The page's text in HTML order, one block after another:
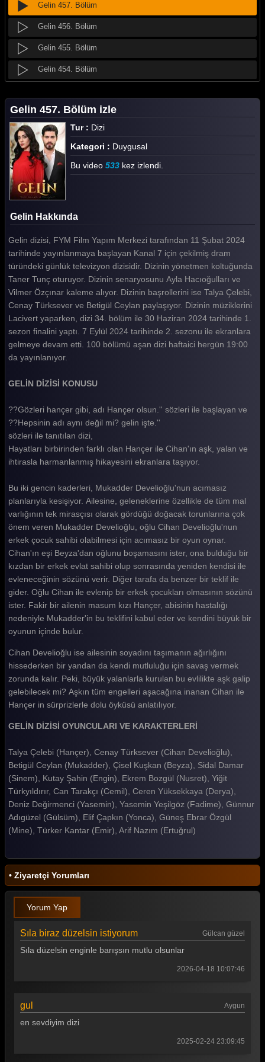
Gelin 457. Bölüm
Gelin 456. Bölüm
Gelin 455. Bölüm
Gelin 454. Bölüm
Gelin 452. Bölüm
Gelin 451. Bölüm
Gelin 450. Bölüm
Gelin 449. Bölüm
Gelin 448. Bölüm
Gelin 447. Bölüm
Gelin 446. Bölüm
Gelin 445. Bölüm
Gelin 444. Bölüm
Gelin 443. Bölüm
Gelin 442. Bölüm
Gelin 441. Bölüm
Gelin 439. Bölüm
Gelin 438. Bölüm
Gelin 437. Bölüm
Gelin 436. Bölüm
Gelin 434. Bölüm
Gelin 433. Bölüm
Gelin 432. Bölüm
Gelin 431. Bölüm
Gelin 430. Bölüm
Gelin 429. Bölüm
Gelin 428. Bölüm
Gelin 426. Bölüm
Gelin 425. Bölüm
Gelin 424. Bölüm
Gelin 423. Bölüm
Gelin 422. Bölüm
Gelin 421. Bölüm
Gelin 420. Bölüm
Gelin 419. Bölüm
Gelin 418. Bölüm
Gelin 417. Bölüm
Gelin 416. Bölüm
Gelin 409. Bölüm
Gelin 457. Bölüm izle
Tur : Dizi
Kategori : Duygusal
Bu video 533 kez izlendi.
Gelin Hakkında
Gelin dizisi, FYM Film Yapım Merkezi tarafından 11 Şubat 2024
tarihinde yayınlanmaya başlayan Kanal 7 için çekilmiş dram
türündeki günlük televizyon dizisidir. Dizinin yönetmen koltuğunda
Taner Tunç oturuyor. Dizinin senaryosunu Ayla Hacıoğulları ve
Vilmer Özçınar kaleme alıyor. Dizinin başrollerini ise Talya Çelebi,
Cenay Türksever ve Betigül Ceylan paylaşıyor. Dizinin müziklerini
Lacivert yaparken, dizi 34. bölüm ile 30 Haziran 2024 tarihinde 1.
sezon finalini yaptı. 7 Eylül 2024 tarihinde 2. sezonu ile ekranlara
gelmeye devam etti. 100 bölümü aşan dizi haftaici hergün 19:00
da yayınlanıyor.
GELİN DİZİSİ KONUSU
??Gözleri hançer gibi, adı Hançer olsun.'' sözleri ile başlayan ve
??Hepsinin adı aynı değil mi? gelin işte.''
sözleri ile tanıtılan dizi,
Hayatları birbirinden farklı olan Hançer ile Cihan'ın aşk, yalan ve
ihtirasla harmanlanmış hikayesini ekranlara taşıyor.
Bu iki gencin kaderleri, Mukadder Develioğlu'nun acımasız
planlarıyla kesişiyor. Ailesine, geleneklerine özellikle de tüm mal
varlığının tek mirasçısı olarak gördüğü doğacak torunlarına çok
önem veren Mukadder Develioğlu, oğlu Cihan Develioğlu'nun
erkek çocuk sahibi olabilmesi için acımasız bir oyun oynar.
Cihan'ın eşi Beyza'dan oğlunu boşamasını ister, ona bulduğu bir
kızdan bir erkek evlat sahibi olup sonrasında yeniden kendisi ile
evleneceğinin sözünü verir. Diğer tarafa da benzer bir teklif ile
gider. Oğlu Cihan ile evlenip bir erkek çocukları olmasının sözünü
ister. Fakir bir ailenin masum kızı Hançer, abisinin hastalığı
nedeniyle Mukadder'in bu teklifini kabul eder ve kendini büyük bir
oyunun içinde bulur.
Cihan Develioğlu ise ailesinin soyadını taşımanın ağırlığını
hissederken bir yandan da kendi mutluluğu için savaş vermek
zorunda kalır. Peki, büyük yalanlarla kurulan bu evlilikte aşk galip
gelebilecek mi? Aşkın tüm engelleri aşacağına inanan Cihan ile
Hançer in sürprizlerle dolu öyküsü anlatılıyor.
GELİN DİZİSİ OYUNCULARI VE KARAKTERLERİ
Talya Çelebi (Hançer), Cenay Türksever (Cihan Develioğlu),
Betigül Ceylan (Mukadder), Çisel Kuşkan (Beyza), Sidal Damar
(Sinem), Kutay Şahin (Engin), Ekrem Bozgül (Nusret), Yiğit
Türkyıldırır, Can Tarakçı (Cemil), Ceren Yüksekkaya (Derya),
Deniz Değirmenci (Yasemin), Yasemin Yeşilgöz (Fadime), Günnur
Adıgüzel (Gülsüm), Elif Çapkın (Yonca), Güneş Ebrar Özgül
(Mine), Türker Kantar (Emir), Arif Nazım (Ertuğrul)
• Ziyaretçi Yorumları
Yorum Yap
Sıla biraz düzelsin istiyorum Gülcan güzel
Sıla düzelsin enginle barışsın mutlu olsunlar
2026-04-18 10:07:46
gul Aygun
en sevdiyim dizi
2025-02-24 23:09:45